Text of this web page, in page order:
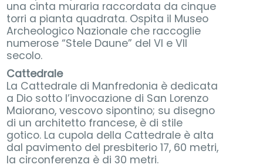
una cinta muraria raccordata da cinque
torri a pianta quadrata. Ospita il Museo
Archeologico Nazionale che raccoglie
numerose “Stele Daune” del VI e VII
secolo.
Cattedrale
La Cattedrale di Manfredonia è dedicata
a Dio sotto l’invocazione di San Lorenzo
Maiorano, vescovo sipontino; su disegno
di un architetto francese, è di stile
gotico. La cupola della Cattedrale è alta
dal pavimento del presbiterio 17, 60 metri,
la circonferenza è di 30 metri.